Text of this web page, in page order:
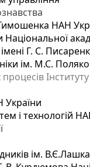
НАН
Національної
Г. С.
ім. М.С.
процесів
України
і технологій
ім.